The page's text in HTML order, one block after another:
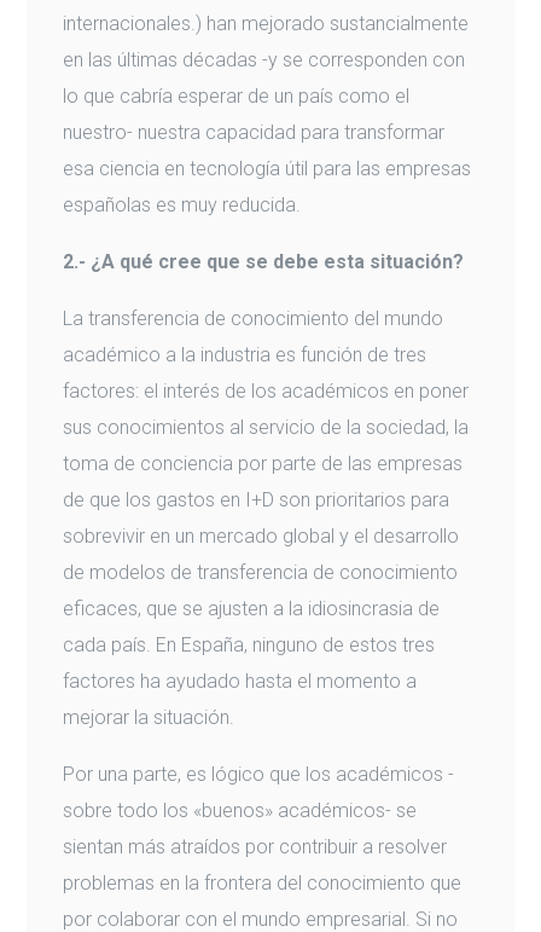
internacionales.) han mejorado sustancialmente
en las últimas décadas -y se corresponden con
lo que cabría esperar de un país como el
nuestro- nuestra capacidad para transformar
esa ciencia en tecnología útil para las empresas
españolas es muy reducida.
2.- ¿A qué cree que se debe esta situación?
La transferencia de conocimiento del mundo
académico a la industria es función de tres
factores: el interés de los académicos en poner
sus conocimientos al servicio de la sociedad, la
toma de conciencia por parte de las empresas
de que los gastos en I+D son prioritarios para
sobrevivir en un mercado global y el desarrollo
de modelos de transferencia de conocimiento
eficaces, que se ajusten a la idiosincrasia de
cada país. En España, ninguno de estos tres
factores ha ayudado hasta el momento a
mejorar la situación.
Por una parte, es lógico que los académicos -
sobre todo los «buenos» académicos- se
sientan más atraídos por contribuir a resolver
problemas en la frontera del conocimiento que
por colaborar con el mundo empresarial. Si no